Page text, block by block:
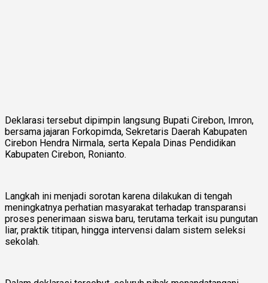
Deklarasi tersebut dipimpin langsung Bupati Cirebon, Imron,
bersama jajaran Forkopimda, Sekretaris Daerah Kabupaten
Cirebon Hendra Nirmala, serta Kepala Dinas Pendidikan
Kabupaten Cirebon, Ronianto.
Langkah ini menjadi sorotan karena dilakukan di tengah
meningkatnya perhatian masyarakat terhadap transparansi
proses penerimaan siswa baru, terutama terkait isu pungutan
liar, praktik titipan, hingga intervensi dalam sistem seleksi
sekolah.